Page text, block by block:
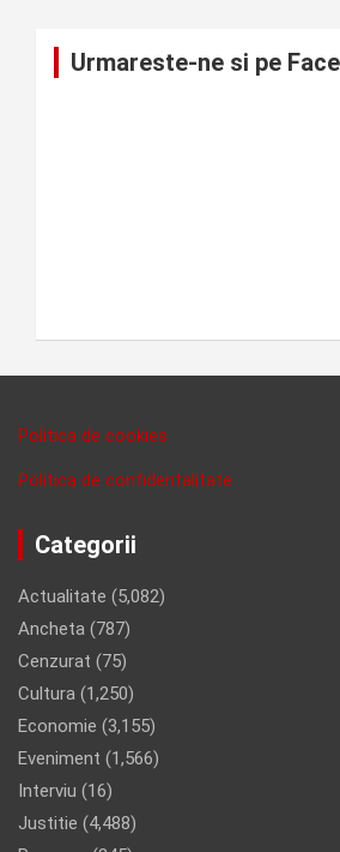
Urmareste-ne si pe
Politica de cookies
Politica de confidentalitate
Categorii
Actualitate (5,082)
Ancheta (787)
Cenzurat (75)
Cultura (1,250)
Economie (3,155)
Eveniment (1,566)
Interviu (16)
Justitie (4,488)